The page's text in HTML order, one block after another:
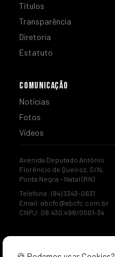
Títulos
Transparência
Diretoria
Estatuto
COMUNICAÇÃO
Notícias
Fotos
Vídeos
Avenida Deputado Antônio
Florêncio de Queiroz, S/N,
Ponta Negra – Natal (RN)
Telefone: (84) 3343-0631
Email: abcfc@abcfc.com.br
CNPJ: 08.430.498/0001-34